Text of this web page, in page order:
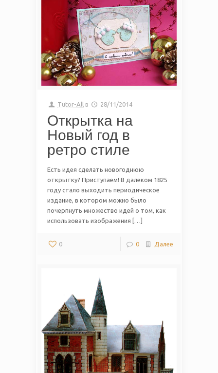
Tutor-All в 28/11/2014
Открытка на
Новый год в
ретро стиле
Есть идея сделать новогоднюю
открытку? Приступаем! В далеком 1825
году стало выходить периодическое
издание, в котором можно было
почерпнуть множество идей о том, как
использовать изображения […]
0 0 Далее